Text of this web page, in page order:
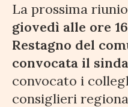
La prossima
giovedì alle ore
Restagno del
convocata il
convocato i
consiglieri